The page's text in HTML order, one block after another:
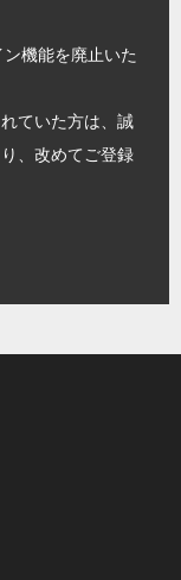
機能を廃止いた
ていた方は、誠
、改めてご登録